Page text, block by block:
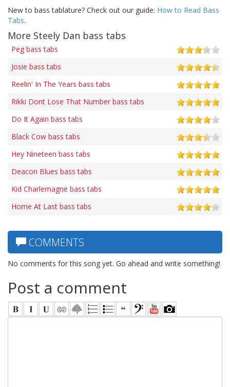
New to bass tablature? Check out our guide: How to Read Bass
Tabs.
More Steely Dan bass tabs
Peg bass tabs
Josie bass tabs
Reelin' In The Years bass tabs
Rikki Dont Lose That Number bass tabs
Do It Again bass tabs
Black Cow bass tabs
Hey Nineteen bass tabs
Deacon Blues bass tabs
Kid Charlemagne bass tabs
Home At Last bass tabs
COMMENTS
No comments for this song yet. Go ahead and write something!
Post a comment